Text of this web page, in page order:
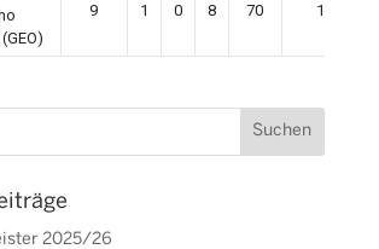
9 1 0 8 70 134
2025/26